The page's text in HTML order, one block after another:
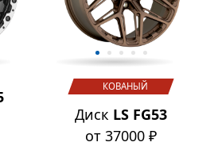
КОВАНЫЙ
Диск LS FG53
от 37000 ₽